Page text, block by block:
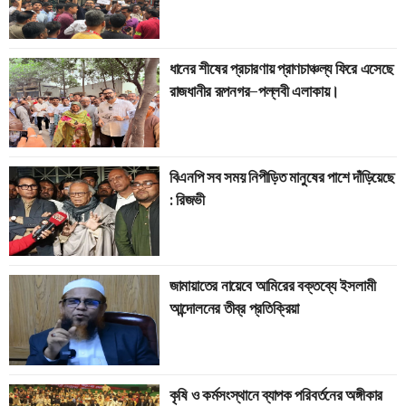
ধানের শীষের প্রচারণায় প্রাণচাঞ্চল্য ফিরে এসেছে
রাজধানীর রূপনগর–পল্লবী এলাকায়।
বিএনপি সব সময় নিপীড়িত মানুষের পাশে দাঁড়িয়েছে
: রিজভী
জামায়াতের নায়েবে আমিরের বক্তব্যে ইসলামী
আন্দোলনের তীব্র প্রতিক্রিয়া
কৃষি ও কর্মসংস্থানে ব্যাপক পরিবর্তনের অঙ্গীকার